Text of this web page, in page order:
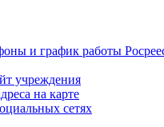
и график работы
учреждения
на карте
сетях